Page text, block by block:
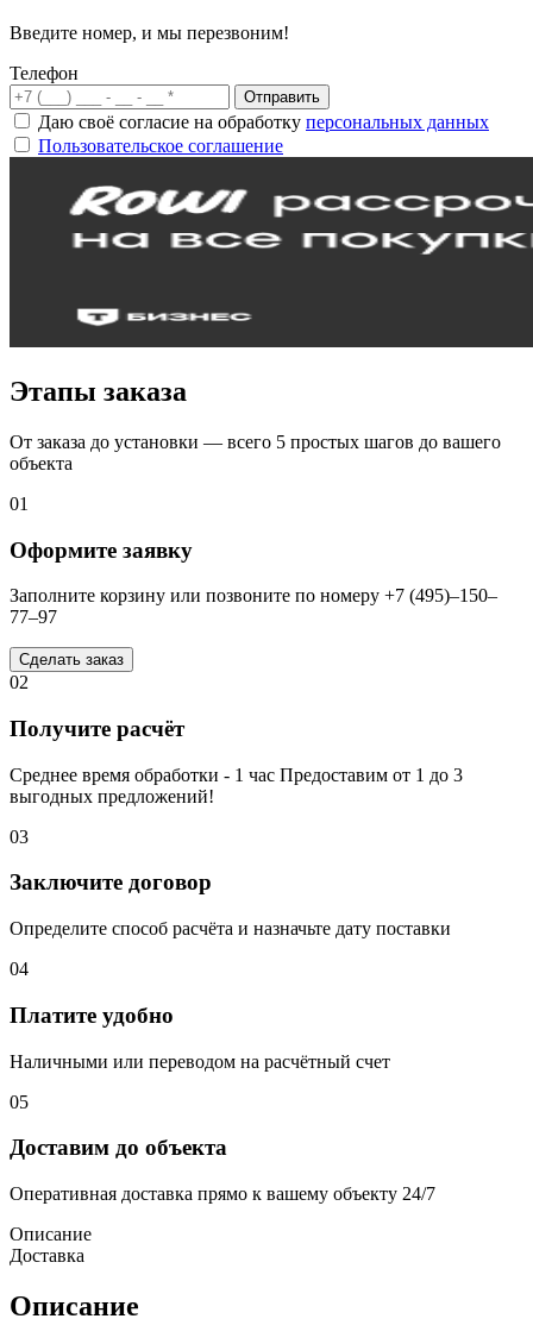
Введите номер, и мы перезвоним!
Телефон
Отправить
Даю своё согласие на обработку персональных данных
Пользовательское соглашение
Этапы заказа
От заказа до установки — всего 5 простых шагов до вашего
объекта
01
Оформите заявку
Заполните корзину или позвоните по номеру +7 (495)–150–
77–97
Сделать заказ
02
Получите расчёт
Среднее время обработки - 1 час Предоставим от 1 до 3
выгодных предложений!
03
Заключите договор
Определите способ расчёта и назначьте дату поставки
04
Платите удобно
Наличными или переводом на расчётный счет
05
Доставим до объекта
Оперативная доставка прямо к вашему объекту 24/7
Описание
Доставка
Описание